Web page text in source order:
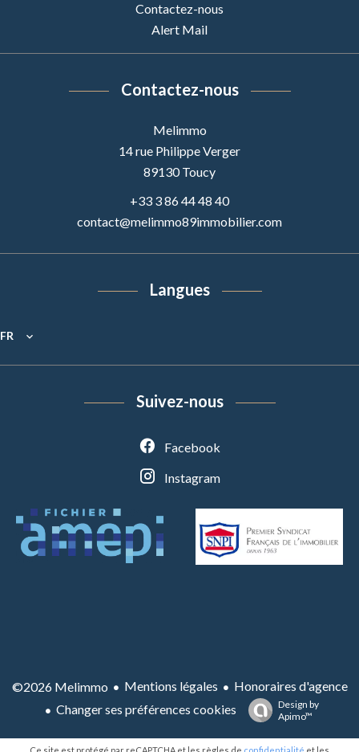
Contactez-nous
Alert Mail
Contactez-nous
Melimmo
14 rue Philippe Verger
89130Toucy
+33 3 86 44 48 40
contact@melimmo89immobilier.com
Langues
FR
Suivez-nous
Facebook
Instagram
©2026 Melimmo Mentions légales
Honoraires d'agence
Changer ses préférences cookies
Design by
Apimo™